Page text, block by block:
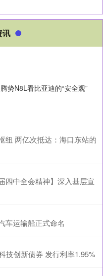
讯
势N8L看比亚迪的“安全观”
纽 两亿次抵达：海口东站的
四中全会精神】深入基层宣
车运输船正式命名
技创新债券 发行利率1.95%